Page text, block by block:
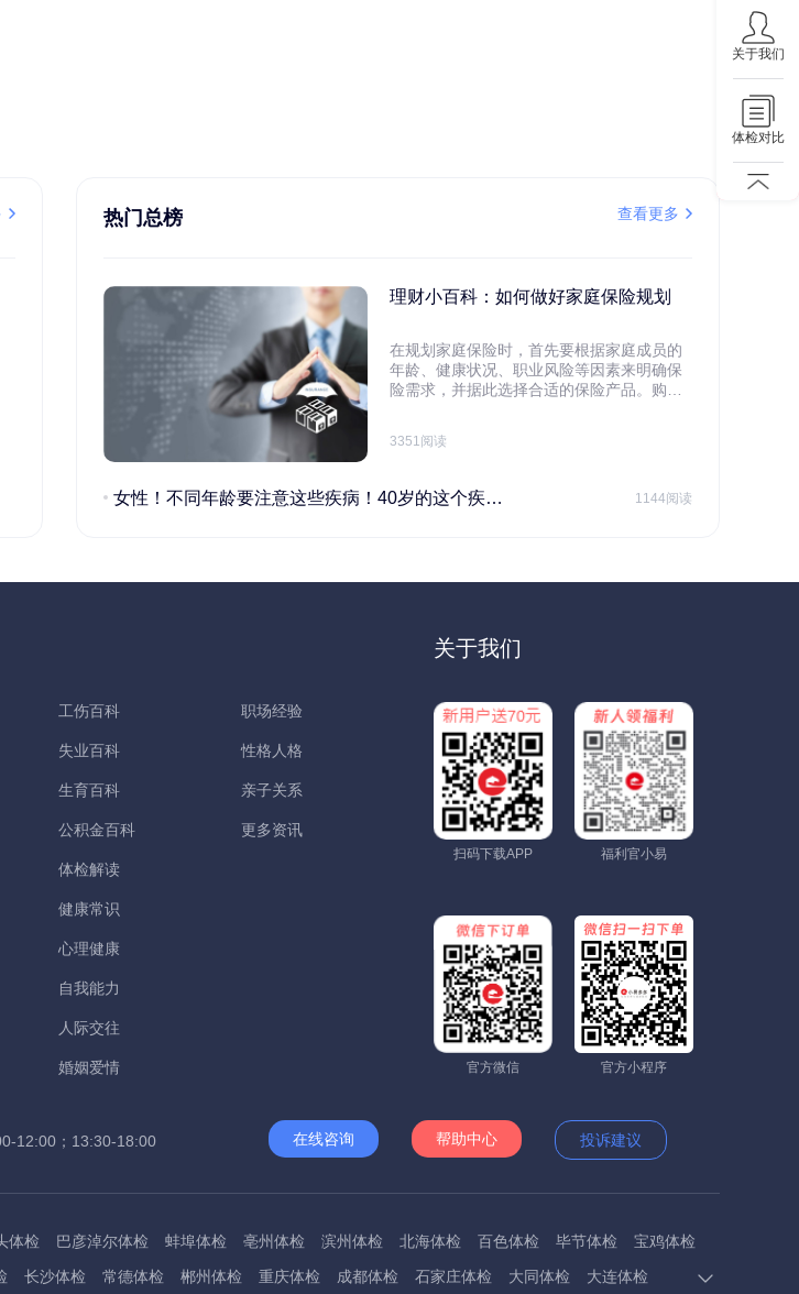
热门总榜 查看更多
理财小百科：如何做好家庭保险规划
在规划家庭保险时，首先要根据家庭成员的
年龄、健康状况、职业风险等因素来明确保
险需求，并据此选择合适的保险产品。购买
规划家庭财务预算，确保保险费用不会对家
要经济支柱投保。
3351阅读
女性！不同年龄要注意这些疾病！40岁的这个疾病最需要注意！ 1144阅读
工伤百科
失业百科
生育百科
公积金百科
体检解读
健康常识
心理健康
自我能力
人际交往
婚姻爱情
职场经验
性格人格
亲子关系
更多资讯
关于我们
扫码下载APP 福利官小易
官方微信 官方小程序
12:00；13:30-18:00 在线咨询 帮助中心 投诉建议
体检 巴彦淖尔体检 蚌埠体检 亳州体检 滨州体检 北海体检 百色体检 毕节体检
宝鸡体检
长沙体检 常德体检 郴州体检 重庆体检 成都体检 石家庄体检 大同体检 大连体检
关于我们
体检对比